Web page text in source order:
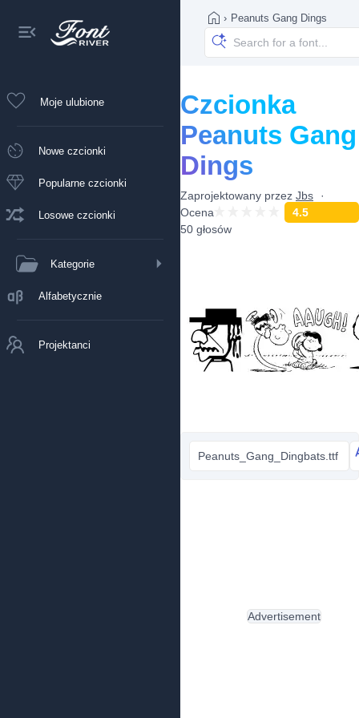
Moje ulubione
Nowe czcionki
Popularne czcionki
Losowe czcionki
Kategorie
Alfabetycznie
Projektanci
› Peanuts Gang Dings
Czcionka
Peanuts Gang
Dings
Zaprojektowany przez Jbs
Ocena
4.5
50 głosów
Peanuts_Gang_Dingbats.ttf
Advertisement